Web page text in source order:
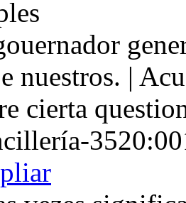
nuestros. |
cierta